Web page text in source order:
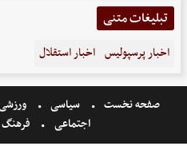
تبلیغات متنی
اخبار پرسپولیس اخبار استقلال
صفحه نخست سیاسی
اجتماعی
فرهنگ